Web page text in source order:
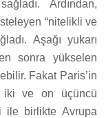
Ardından,
“nitelikli ve
Aşağı yukarı
sonra yükselen
Fakat Paris’in
iki ve on üçüncü
ile birlikte Avrupa